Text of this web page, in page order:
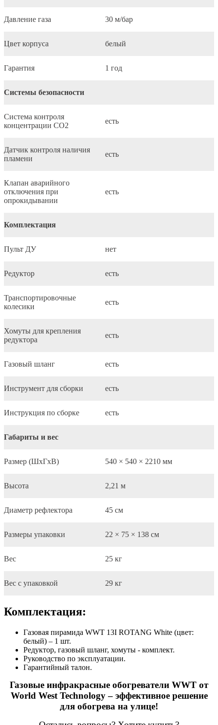
Давление газа 30 м/бар
Цвет корпуса белый
Гарантия 1 год
Системы безопасности
Система контроля
концентрации CO2
есть
Датчик контроля наличия
пламени
есть
Клапан аварийного
отключения при
опрокидывании
есть
Комплектация
Пульт ДУ нет
Редуктор есть
Транспортировочные
колесики
есть
Хомуты для крепления
редуктора
есть
Газовый шланг есть
Инструмент для сборки есть
Инструкция по сборке есть
Габариты и вес
Размер (ШхГхВ) 540 × 540 × 2210 мм
Высота 2,21 м
Диаметр рефлектора 45 см
Размеры упаковки 22 × 75 × 138 см
Вес 25 кг
Вес с упаковкой 29 кг
Комплектация:
Газовая пирамида WWT 13I ROTANG White (цвет:
белый) – 1 шт.
Редуктор, газовый шланг, хомуты - комплект.
Руководство по эксплуатации.
Гарантийный талон.
Газовые инфракрасные обогреватели WWT от
World West Technology – эффективное решение
для обогрева на улице!